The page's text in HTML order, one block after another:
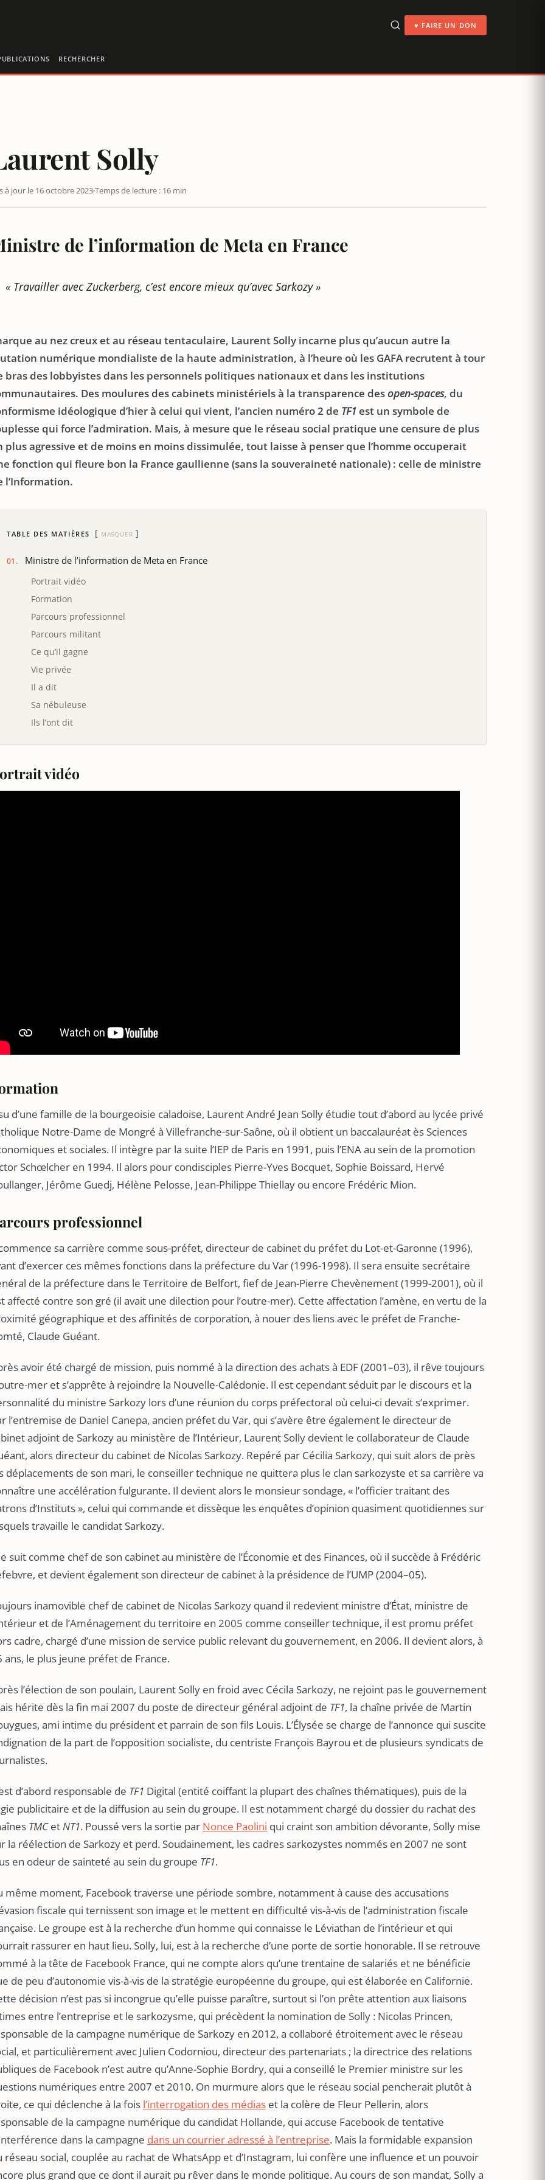
♥ FAIRE UN DON
RECHERCHER
Solly
à jour le 16 octobre 2023Temps de lecture : 16 min
de l’information de Meta en France
« Travailler avec Zuckerberg, c’est encore mieux qu’avec Sarkozy »
au nez creux et au réseau tentaculaire, Laurent Solly incarne plus qu’aucun autre la
numérique mondialiste de la haute administration, à l’heure où les GAFA recrutent à tour
bras des lobbyistes dans les personnels politiques nationaux et dans les institutions
Des moulures des cabinets ministériels à la transparence desopen-spaces, du
idéologique d’hier à celui qui vient, l’ancien numéro 2 de TF1 est un symbole de
qui force l’admiration. Mais, à mesure que le réseau social pratique une censure de plus
plus agressive et de moins en moins dissimulée, tout laisse à penser que l’homme occuperait
fonction qui fleure bon la France gaullienne (sans la souveraineté nationale) : celle de ministre
l’Information.
TABLE DES MATIÈRES MASQUER
Ministre de l’information de Meta en France
Portrait vidéo
Formation
Parcours professionnel
Parcours militant
Ce qu’il gagne
Vie privée
Il a dit
Sa nébuleuse
Ils l’ont dit
vidéo
d’une famille de la bourgeoisie caladoise, Laurent André Jean Solly étudie tout d’abord au lycée privé
Notre-Dame de Mongré à Villefranche-sur-Saône, où il obtient un baccalauréat ès Sciences
et sociales. Il intègre par la suite l’IEP de Paris en 1991, puis l’ENA au sein de la promotion
Schœlcher en 1994. Il alors pour condisciples Pierre-Yves Bocquet, Sophie Boissard, Hervé
Jérôme Guedj, Hélène Pelosse, Jean-Philippe Thiellay ou encore Frédéric Mion.
professionnel
sa carrière comme sous-préfet, directeur de cabinet du préfet du Lot-et-Garonne (1996),
d’exercer ces mêmes fonctions dans la préfecture du Var (1996-1998). Il sera ensuite secrétaire
de la préfecture dans le Territoire de Belfort, fief de Jean-Pierre Chevènement (1999-2001), où il
affecté contre son gré (il avait une dilection pour l’outre-mer). Cette affectation l’amène, en vertu de la
géographique et des affinités de corporation, à nouer des liens avec le préfet de Franche-
Claude Guéant.
avoir été chargé de mission, puis nommé à la direction des achats à EDF (2001–03), il rêve toujours
mer et s’apprête à rejoindre la Nouvelle-Calédonie. Il est cependant séduit par le discours et la
du ministre Sarkozy lors d’une réunion du corps préfectoral où celui-ci devait s’exprimer.
l’entremise de Daniel Canepa, ancien préfet du Var, qui s’avère être également le directeur de
adjoint de Sarkozy au ministère de l’Intérieur, Laurent Solly devient le collaborateur de Claude
alors directeur du cabinet de Nicolas Sarkozy. Repéré par Cécilia Sarkozy, qui suit alors de près
déplacements de son mari, le conseiller technique ne quittera plus le clan sarkozyste et sa carrière va
une accélération fulgurante. Il devient alors le monsieur sondage, « l’officier traitant des
d’Instituts », celui qui commande et dissèque les enquêtes d’opinion quasiment quotidiennes sur
travaille le candidat Sarkozy.
suit comme chef de son cabinet au ministère de l’Économie et des Finances, où il succède à Frédéric
et devient également son directeur de cabinet à la présidence de l’UMP (2004–05).
inamovible chef de cabinet de Nicolas Sarkozy quand il redevient ministre d’État, ministre de
et de l’Aménagement du territoire en 2005 comme conseiller technique, il est promu préfet
cadre, chargé d’une mission de service public relevant du gouvernement, en 2006. Il devient alors, à
ans, le plus jeune préfet de France.
l’élection de son poulain, Laurent Solly en froid avec Cécila Sarkozy, ne rejoint pas le gouvernement
hérite dès la fin mai 2007 du poste de directeur général adjoint de TF1, la chaîne privée de Martin
ami intime du président et parrain de son fils Louis. L’Élysée se charge de l’annonce qui suscite
de la part de l’opposition socialiste, du centriste François Bayrou et de plusieurs syndicats de
d’abord responsable de TF1 Digital (entité coiffant la plupart des chaînes thématiques), puis de la
publicitaire et de la diffusion au sein du groupe. Il est notamment chargé du dossier du rachat des
TMCetNT1. Poussé vers la sortie par Nonce Paolini qui craint son ambition dévorante, Solly mise
la réélection de Sarkozy et perd. Soudainement, les cadres sarkozystes nommés en 2007 ne sont
en odeur de sainteté au sein du groupe TF1.
même moment, Facebook traverse une période sombre, notamment à cause des accusations
fiscale qui ternissent son image et le mettent en difficulté vis-à-vis de l’administration fiscale
Le groupe est à la recherche d’un homme qui connaisse le Léviathan de l’intérieur et qui
rassurer en haut lieu. Solly, lui, est à la recherche d’une porte de sortie honorable. Il se retrouve
à la tête de Facebook France, qui ne compte alors qu’une trentaine de salariés et ne bénéficie
de peu d’autonomie vis-à-vis de la stratégie européenne du groupe, qui est élaborée en Californie.
décision n’est pas si incongrue qu’elle puisse paraître, surtout si l’on prête attention aux liaisons
entre l’entreprise et le sarkozysme, qui précèdent la nomination de Solly : Nicolas Princen,
de la campagne numérique de Sarkozy en 2012, a collaboré étroitement avec le réseau
et particulièrement avec Julien Codorniou, directeur des partenariats ; la directrice des relations
de Facebook n’est autre qu’Anne-Sophie Bordry, qui a conseillé le Premier ministre sur les
numériques entre 2007 et 2010. On murmure alors que le réseau social pencherait plutôt à
ce qui déclenche à la fois l’interrogation des médias et la colère de Fleur Pellerin, alors
de la campagne numérique du candidat Hollande, qui accuse Facebook de tentative
dans la campagne dans un courrier adressé à l’entreprise. Mais la formidable expansion
réseau social, couplée au rachat de WhatsApp et d’Instagram, lui confère une influence et un pouvoir
plus grand que ce dont il aurait pu rêver dans le monde politique. Au cours de son mandat, Solly a